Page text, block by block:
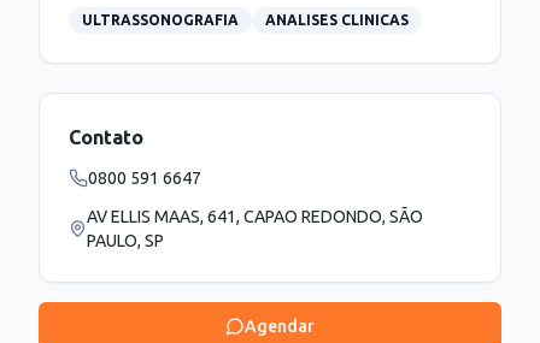
ULTRASSONOGRAFIA ANALISES CLINICAS
Contato
0800 591 6647
AV ELLIS MAAS, 641, CAPAO REDONDO, SÃO
PAULO, SP
Agendar